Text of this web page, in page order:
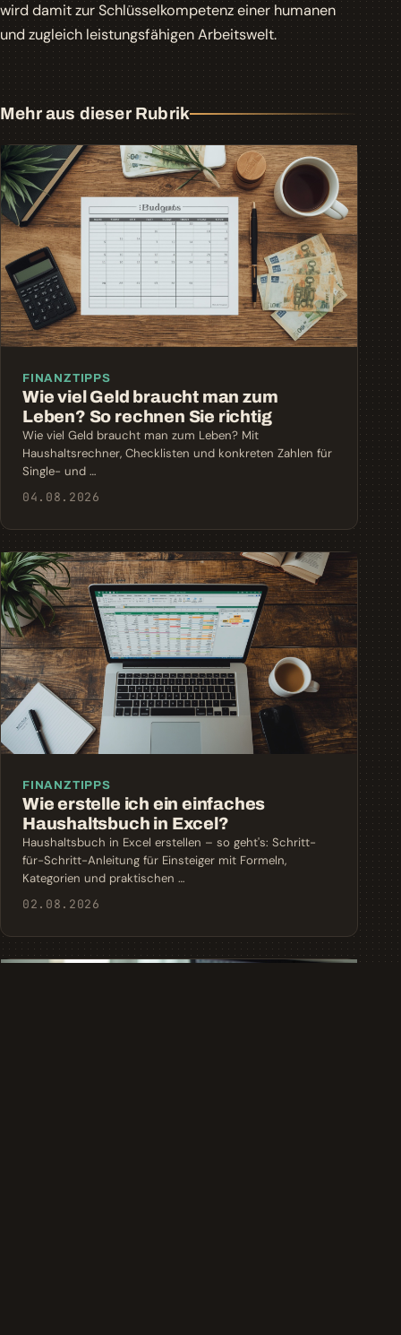
wird damit zur Schlüsselkompetenz einer humanen
und zugleich leistungsfähigen Arbeitswelt.
Mehr aus dieser Rubrik
FINANZTIPPS
Wie viel Geld braucht man zum
Leben? So rechnen Sie richtig
Wie viel Geld braucht man zum Leben? Mit
Haushaltsrechner, Checklisten und konkreten Zahlen für
Single- und …
04.08.2026
FINANZTIPPS
Wie erstelle ich ein einfaches
Haushaltsbuch in Excel?
Haushaltsbuch in Excel erstellen – so geht's: Schritt-
für-Schritt-Anleitung für Einsteiger mit Formeln,
Kategorien und praktischen …
02.08.2026